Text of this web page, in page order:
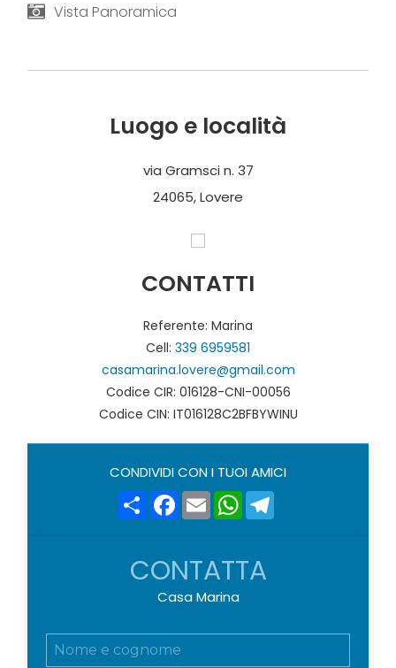
Vista Panoramica
Luogo e località
via Gramsci n. 37
24065, Lovere
CONTATTI
Referente: Marina
Cell: 339 6959581
casamarina.lovere@gmail.com
Codice CIR: 016128-CNI-00056
Codice CIN: IT016128C2BFBYWINU
CONDIVIDI CON I TUOI AMICI
ShareFacebook
EmailWhatsApp
CONTATTA
Casa Marina
N